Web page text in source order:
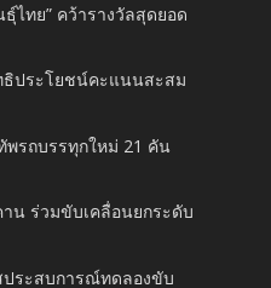
ธุ์ไทย” คว้ารางวัลสุดยอด
ประโยชน์คะแนนสะสม
พรถบรรทุกใหม่ 21 คัน
าน ร่วมขับเคลื่อนยกระดับ
ประสบการณ์ทดลองขับ